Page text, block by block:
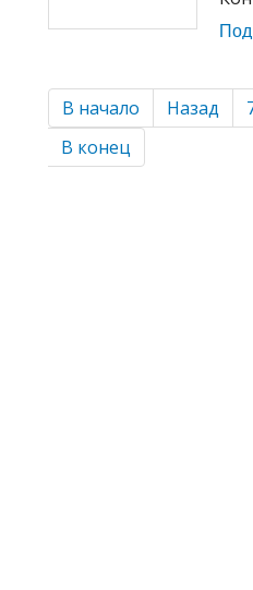
В начало Назад
В конец